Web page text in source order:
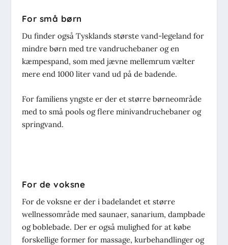
For små børn
Du finder også Tysklands største vand-legeland for
mindre børn med tre vandruchebaner og en
kæmpespand, som med jævne mellemrum vælter
mere end 1000 liter vand ud på de badende.
For familiens yngste er der et større børneområde
med to små pools og flere minivandruchebaner og
springvand.
For de voksne
For de voksne er der i badelandet et større
wellnessområde med saunaer, sanarium, dampbade
og boblebade. Der er også mulighed for at købe
forskellige former for massage, kurbehandlinger og